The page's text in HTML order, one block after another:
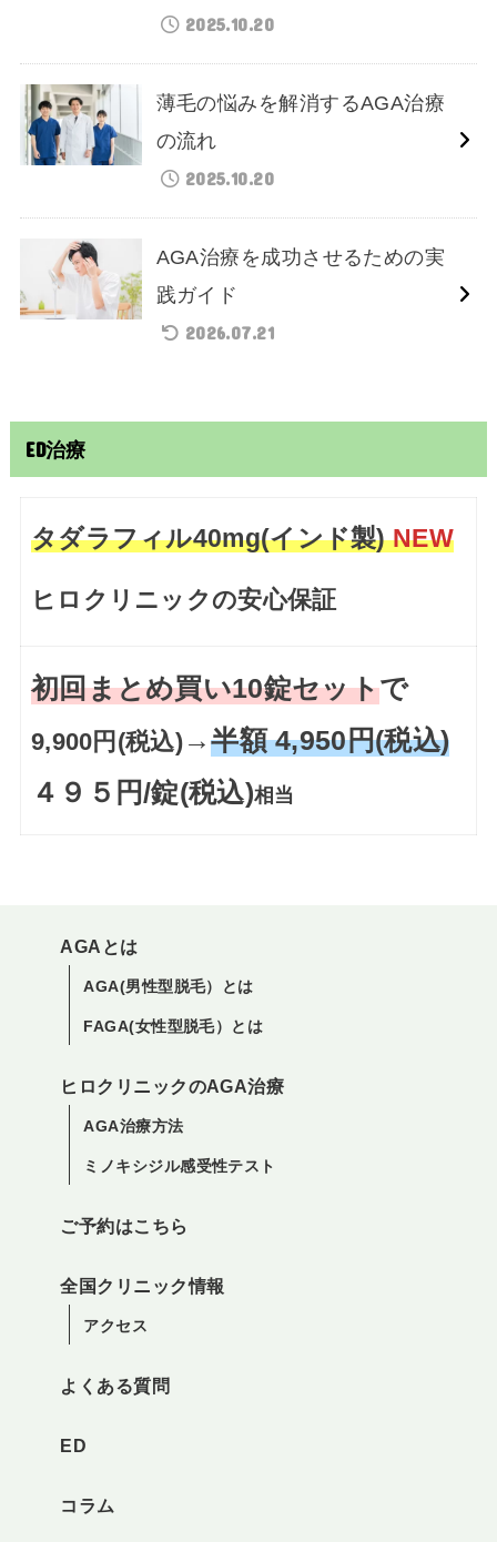
2025.10.20
薄毛の悩みを解消するAGA治療
の流れ
2025.10.20
AGA治療を成功させるための実
践ガイド
2026.07.21
ED治療
タダラフィル40mg(インド製)NEW
ヒロクリニックの安心保証
初回まとめ買い10錠セットで
9,900円(税込)→半額 4,950円(税込)
４９５円/錠(税込)相当
AGAとは
AGA(男性型脱毛）とは
FAGA(女性型脱毛）とは
ヒロクリニックのAGA治療
AGA治療方法
ミノキシジル感受性テスト
ご予約はこちら
全国クリニック情報
アクセス
よくある質問
ED
コラム